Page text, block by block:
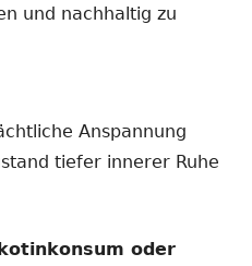
und nachhaltig zu
Anspannung
tiefer innerer Ruhe
oder